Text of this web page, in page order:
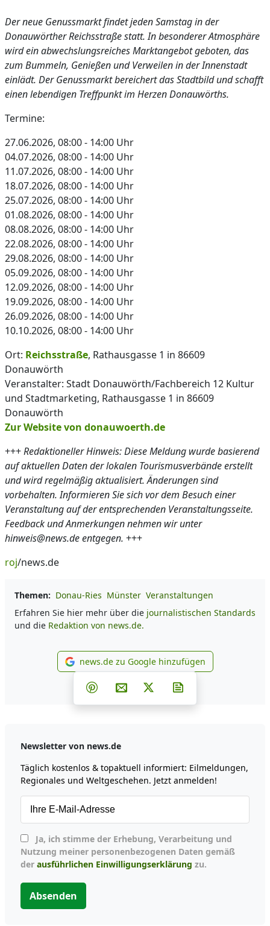
Der neue Genussmarkt findet jeden Samstag in der
Donauwörther Reichsstraße statt. In besonderer Atmosphäre
wird ein abwechslungsreiches Marktangebot geboten, das
zum Bummeln, Genießen und Verweilen in der Innenstadt
einlädt. Der Genussmarkt bereichert das Stadtbild und schafft
einen lebendigen Treffpunkt im Herzen Donauwörths.
Termine:
27.06.2026, 08:00 - 14:00 Uhr
04.07.2026, 08:00 - 14:00 Uhr
11.07.2026, 08:00 - 14:00 Uhr
18.07.2026, 08:00 - 14:00 Uhr
25.07.2026, 08:00 - 14:00 Uhr
01.08.2026, 08:00 - 14:00 Uhr
08.08.2026, 08:00 - 14:00 Uhr
22.08.2026, 08:00 - 14:00 Uhr
29.08.2026, 08:00 - 14:00 Uhr
05.09.2026, 08:00 - 14:00 Uhr
12.09.2026, 08:00 - 14:00 Uhr
19.09.2026, 08:00 - 14:00 Uhr
26.09.2026, 08:00 - 14:00 Uhr
10.10.2026, 08:00 - 14:00 Uhr
Ort: Reichsstraße, Rathausgasse 1 in 86609
Donauwörth
Veranstalter: Stadt Donauwörth/Fachbereich 12 Kultur
und Stadtmarketing, Rathausgasse 1 in 86609
Donauwörth
Zur Website von donauwoerth.de
+++Redaktioneller Hinweis: Diese Meldung wurde basierend
auf aktuellen Daten der lokalen Tourismusverbände erstellt
und wird regelmäßig aktualisiert. Änderungen sind
vorbehalten. Informieren Sie sich vor dem Besuch einer
Veranstaltung auf der entsprechenden Veranstaltungsseite.
Feedback und Anmerkungen nehmen wir unter
hinweis@news.de entgegen. +++
roj/news.de
Themen: Donau-Ries Münster Veranstaltungen
Erfahren Sie hier mehr über die journalistischen Standards
und die Redaktion von news.de.
news.de zu Google
news.de zu Google hinzufügen
Teilen auf Facebook
Teilen auf Whatsapp
Teilen auf Telegram
Teilen auf Pinterest
Per E-Mail teilen
Post auf X
Newsletter von news.de
Täglich kostenlos & topaktuell informiert: Eilmeldungen,
Regionales und Weltgeschehen. Jetzt anmelden!
Nutzung meiner personenbezogenen Daten gemäß
der ausführlichen Einwilligungserklärung zu.
Absenden